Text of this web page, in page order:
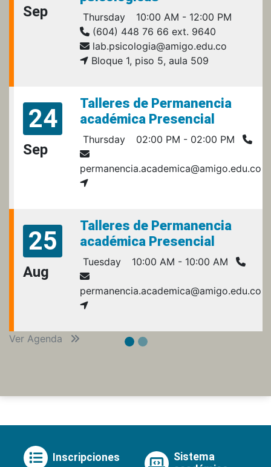
Sep Thursday
10:00 AM - 12:00 PM
(604) 448 76 66 ext. 9640
lab.psicologia@amigo.edu.co
Bloque 1, piso 5, aula 509
24
Sep
Talleres de Permanencia
académica Presencial
Thursday 02:00 PM - 02:00 PM
permanencia.academica@amigo.edu.co
25
Aug
Talleres de Permanencia
académica Presencial
Tuesday 10:00 AM - 10:00 AM
permanencia.academica@amigo.edu.co
Ver Agenda
Inscripciones
Sistema